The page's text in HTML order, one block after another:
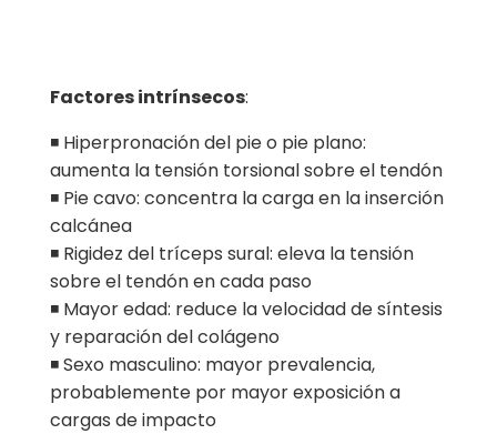
Factores intrínsecos:
◾ Hiperpronación del pie o pie plano:
aumenta la tensión torsional sobre el tendón
◾ Pie cavo: concentra la carga en la inserción
calcánea
◾ Rigidez del tríceps sural: eleva la tensión
sobre el tendón en cada paso
◾ Mayor edad: reduce la velocidad de síntesis
y reparación del colágeno
◾ Sexo masculino: mayor prevalencia,
probablemente por mayor exposición a
cargas de impacto